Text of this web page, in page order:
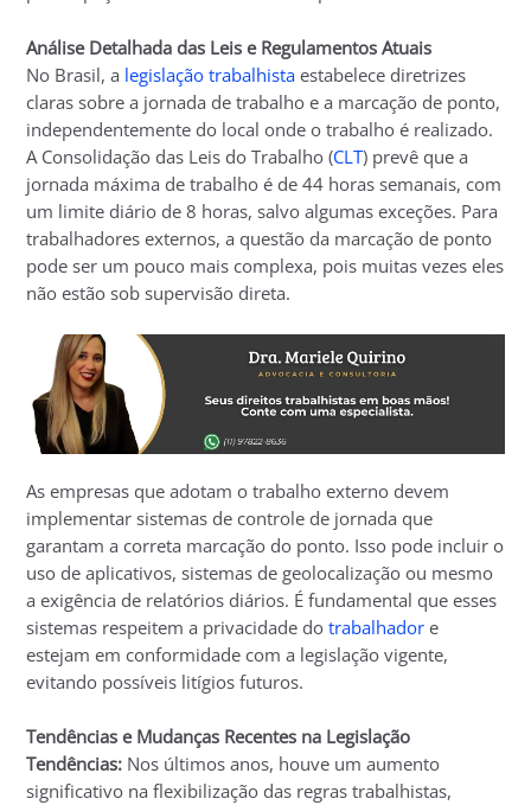
Análise Detalhada das Leis e Regulamentos Atuais
No Brasil, a legislação trabalhista estabelece diretrizes
claras sobre a jornada de trabalho e a marcação de ponto,
independentemente do local onde o trabalho é realizado.
A Consolidação das Leis do Trabalho (CLT) prevê que a
jornada máxima de trabalho é de 44 horas semanais, com
um limite diário de 8 horas, salvo algumas exceções. Para
trabalhadores externos, a questão da marcação de ponto
pode ser um pouco mais complexa, pois muitas vezes eles
não estão sob supervisão direta.
As empresas que adotam o trabalho externo devem
implementar sistemas de controle de jornada que
garantam a correta marcação do ponto. Isso pode incluir o
uso de aplicativos, sistemas de geolocalização ou mesmo
a exigência de relatórios diários. É fundamental que esses
sistemas respeitem a privacidade dotrabalhador e
estejam em conformidade com a legislação vigente,
evitando possíveis litígios futuros.
Tendências e Mudanças Recentes na Legislação
Tendências: Nos últimos anos, houve um aumento
significativo na flexibilização das regras trabalhistas,